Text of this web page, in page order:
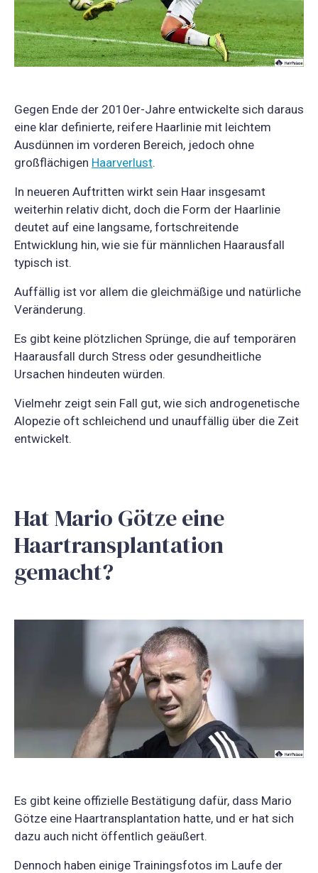
Gegen Ende der 2010er-Jahre entwickelte sich daraus
eine klar definierte, reifere Haarlinie mit leichtem
Ausdünnen im vorderen Bereich, jedoch ohne
großflächigen Haarverlust.
In neueren Auftritten wirkt sein Haar insgesamt
weiterhin relativ dicht, doch die Form der Haarlinie
deutet auf eine langsame, fortschreitende
Entwicklung hin, wie sie für männlichen Haarausfall
typisch ist.
Auffällig ist vor allem die gleichmäßige und natürliche
Veränderung.
Es gibt keine plötzlichen Sprünge, die auf temporären
Haarausfall durch Stress oder gesundheitliche
Ursachen hindeuten würden.
Vielmehr zeigt sein Fall gut, wie sich androgenetische
Alopezie oft schleichend und unauffällig über die Zeit
entwickelt.
Hat Mario Götze eine
Haartransplantation
gemacht?
Es gibt keine offizielle Bestätigung dafür, dass Mario
Götze eine Haartransplantation hatte, und er hat sich
dazu auch nicht öffentlich geäußert.
Dennoch haben einige Trainingsfotos im Laufe der